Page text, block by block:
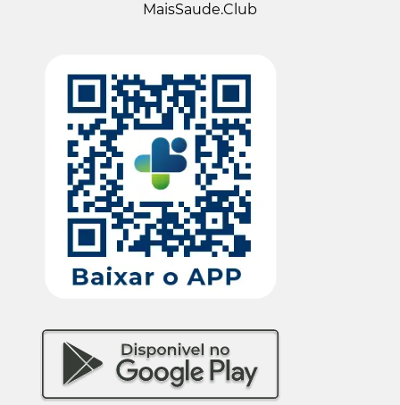
MaisSaude.Club